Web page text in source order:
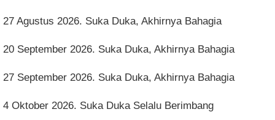
27 Agustus 2026. Suka Duka, Akhirnya Bahagia
20 September 2026. Suka Duka, Akhirnya Bahagia
27 September 2026. Suka Duka, Akhirnya Bahagia
4 Oktober 2026. Suka Duka Selalu Berimbang